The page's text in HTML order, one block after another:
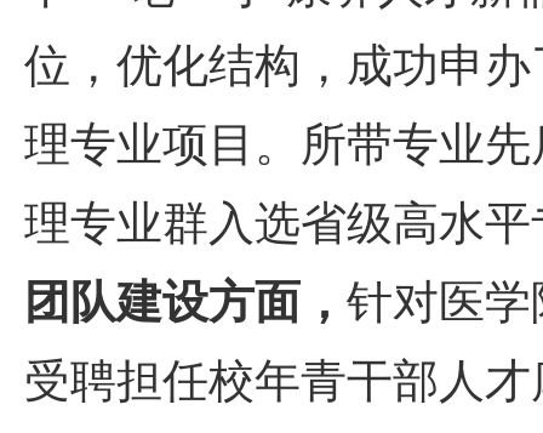
位，优化结构，成功申
理专业项目。所带专业
理专业群入选省级高水
团队建设方面， 针对医
受聘担任校年青干部人